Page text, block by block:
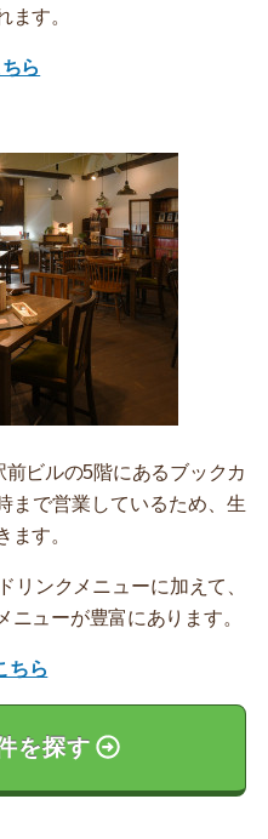
ます。
ら
ビルの5階にあるブックカ
まで営業しているため、生
ます。
リンクメニューに加えて、
ューが豊富にあります。
ちら
を探す